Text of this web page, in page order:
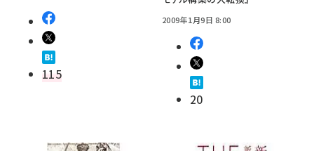
115
2009年1月9日 8:00
20